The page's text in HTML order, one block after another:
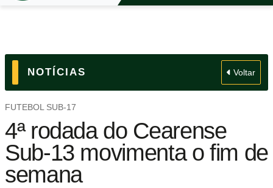
NOTÍCIAS Voltar
FUTEBOL SUB-17
4ª rodada do Cearense
Sub-13 movimenta o fim de
semana